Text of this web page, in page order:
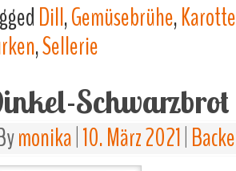
Dill,Gemüsebrühe,
,Sellerie
Schwarzbrot
monika 10. März 2021